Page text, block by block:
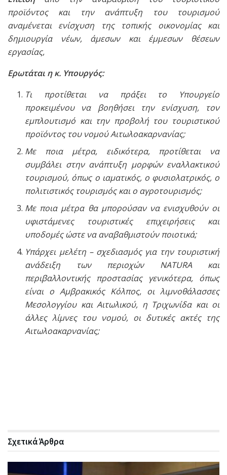
προϊόντος και την ανάπτυξη του τουρισμού
αναμένεται ενίσχυση της τοπικής οικονομίας και
δημιουργία νέων, άμεσων και έμμεσων θέσεων
εργασίας,
Ερωτάται η κ. Υπουργός:
Τι προτίθεται να πράξει το Υπουργείο
προκειμένου να βοηθήσει την ενίσχυση, τον
εμπλουτισμό και την προβολή του τουριστικού
προϊόντος του νομού Αιτωλοακαρνανίας;
Με ποια μέτρα, ειδικότερα, προτίθεται να
συμβάλει στην ανάπτυξη μορφών εναλλακτικού
τουρισμού, όπως ο ιαματικός, ο φυσιολατρικός, ο
πολιτιστικός τουρισμός και ο αγροτουρισμός;
Με ποια μέτρα θα μπορούσαν να ενισχυθούν οι
υφιστάμενες τουριστικές επιχειρήσεις και
υποδομές ώστε να αναβαθμιστούν ποιοτικά;
Υπάρχει μελέτη – σχεδιασμός για την τουριστική
ανάδειξη των περιοχών ΝΑΤURA και
περιβαλλοντικής προστασίας γενικότερα, όπως
είναι ο Αμβρακικός Κόλπος, οι λιμνοθάλασσες
Μεσολογγίου και Αιτωλικού, η Τριχωνίδα και οι
άλλες λίμνες του νομού, οι δυτικές ακτές της
Αιτωλοακαρνανίας;
ΣχετικάΆρθρα